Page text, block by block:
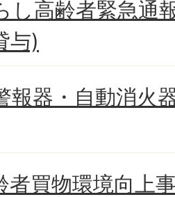
し高齢者緊急通
与)
報器・自動消火
者買物環境向上